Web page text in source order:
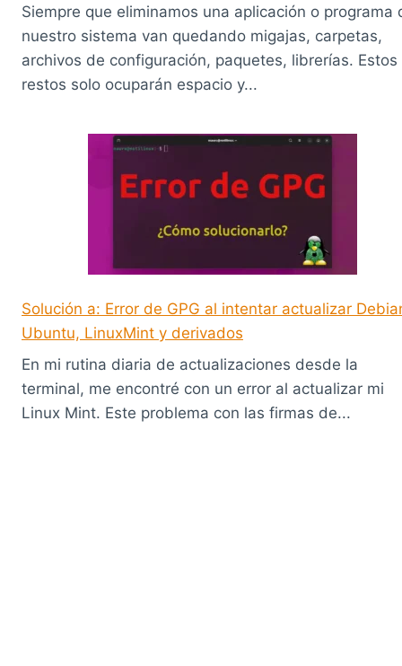
Siempre que eliminamos una aplicación o programa
nuestro sistema van quedando migajas, carpetas,
archivos de configuración, paquetes, librerías. Estos
restos solo ocuparán espacio y...
Solución a: Error de GPG al intentar actualizar
Ubuntu, LinuxMint y derivados
En mi rutina diaria de actualizaciones desde la
terminal, me encontré con un error al actualizar mi
Linux Mint. Este problema con las firmas de...